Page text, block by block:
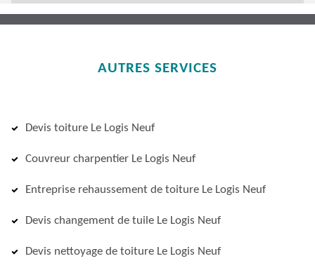
AUTRES SERVICES
Devis toiture Le Logis Neuf
Couvreur charpentier Le Logis Neuf
Entreprise rehaussement de toiture Le Logis Neuf
Devis changement de tuile Le Logis Neuf
Devis nettoyage de toiture Le Logis Neuf